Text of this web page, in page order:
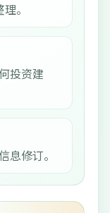
。
投资建
息修订。